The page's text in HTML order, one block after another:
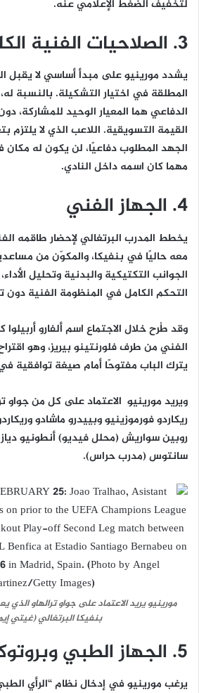
لتخفيف الضغط الإعلامي عنه.
3. الصلاحيات الفنية الكاملة
يشدد مورينيو على مبدأ أساسي لا يقبل
المطلقة في اختيار التشكيلة. بالنسبة له،
الدفاعي هما المعيار الوحيد للمشاركة،
القيمة التسويقية. اللاعب الذي لا يلتزم
الجهد المطلوب دفاعيًا، لن يكون له
مهما كان اسمه داخل النادي.
4. الجهاز الفني
يخطط المدرب البرتغالي لإحضار طاقمه
معه حاليًا في بنفيكا، والمكوّن من
الجوانب التكتيكية والبدنية وتحليل
التحكم الكامل في المنظومة الفنية دون
وقد طُرح خلال الاجتماع اسم ألفارو
الفني من طرف فلورنتينو بيريز، وهو
يترك الباب مفتوحًا أمام صيغة توافقية
ويريد مورينيو الاعتماد على كل من جواو
ريكاردو فورموزينيو وبييدرو ماشادو
روبين سواريش (محلل فيديو) أنطونيو
سانتوس (مدرب حراس).
مورينيو يريد الاعتماد على جواو ترالهاو
بنفيكا البرتغالي (غيتي
5. الجهاز الطبي وبروتوكول الفحص
يرغب مورينيو في إدخال نظام “الرأي